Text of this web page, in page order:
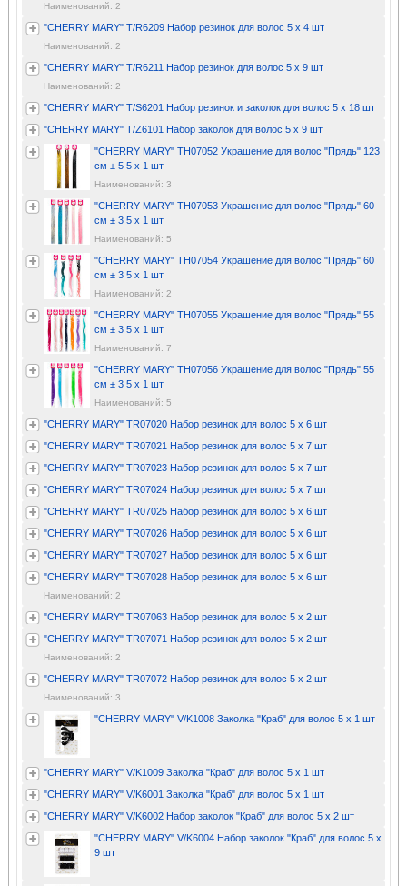
Наименований: 2
"CHERRY MARY" T/R6209 Набор резинок для волос 5 х 4 шт
Наименований: 2
"CHERRY MARY" T/R6211 Набор резинок для волос 5 х 9 шт
Наименований: 2
"CHERRY MARY" T/S6201 Набор резинок и заколок для волос 5 х 18 шт
"CHERRY MARY" T/Z6101 Набор заколок для волос 5 х 9 шт
"CHERRY MARY" TH07052 Украшение для волос "Прядь" 123
см ± 5 5 х 1 шт
Наименований: 3
"CHERRY MARY" TH07053 Украшение для волос "Прядь" 60
см ± 3 5 х 1 шт
Наименований: 5
"CHERRY MARY" TH07054 Украшение для волос "Прядь" 60
см ± 3 5 х 1 шт
Наименований: 2
"CHERRY MARY" TH07055 Украшение для волос "Прядь" 55
см ± 3 5 х 1 шт
Наименований: 7
"CHERRY MARY" TH07056 Украшение для волос "Прядь" 55
см ± 3 5 х 1 шт
Наименований: 5
"CHERRY MARY" TR07020 Набор резинок для волос 5 х 6 шт
"CHERRY MARY" TR07021 Набор резинок для волос 5 х 7 шт
"CHERRY MARY" TR07023 Набор резинок для волос 5 х 7 шт
"CHERRY MARY" TR07024 Набор резинок для волос 5 х 7 шт
"CHERRY MARY" TR07025 Набор резинок для волос 5 х 6 шт
"CHERRY MARY" TR07026 Набор резинок для волос 5 х 6 шт
"CHERRY MARY" TR07027 Набор резинок для волос 5 х 6 шт
"CHERRY MARY" TR07028 Набор резинок для волос 5 х 6 шт
Наименований: 2
"CHERRY MARY" TR07063 Набор резинок для волос 5 х 2 шт
"CHERRY MARY" TR07071 Набор резинок для волос 5 х 2 шт
Наименований: 2
"CHERRY MARY" TR07072 Набор резинок для волос 5 х 2 шт
Наименований: 3
"CHERRY MARY" V/K1008 Заколка "Краб" для волос 5 х 1 шт
"CHERRY MARY" V/K1009 Заколка "Краб" для волос 5 х 1 шт
"CHERRY MARY" V/K6001 Заколка "Краб" для волос 5 х 1 шт
"CHERRY MARY" V/K6002 Набор заколок "Краб" для волос 5 х 2 шт
"CHERRY MARY" V/K6004 Набор заколок "Краб" для волос 5 х
9 шт